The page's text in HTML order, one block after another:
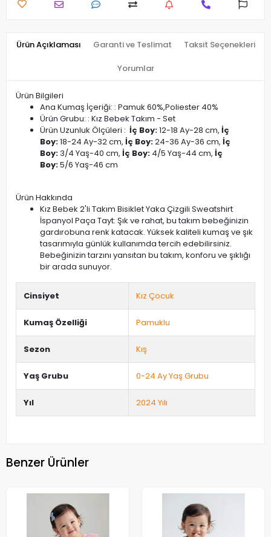
Ürün Açıklaması Garanti ve Teslimat Taksit Seçenekleri
Yorumlar
Ürün Bilgileri
Ana Kumaş İçeriği: : Pamuk 60%,Poliester 40%
Ürün Grubu: : Kız Bebek Takım - Set
Ürün Uzunluk Ölçüleri : İç Boy:12-18 Ay-28 cm, İç
Boy:18-24 Ay-32 cm, İç Boy:24-36 Ay-36 cm, İç
Boy:3/4 Yaş-40 cm, İç Boy: 4/5 Yaş-44 cm, İç
Boy:5/6 Yaş-46 cm
Ürün Hakkında
Kız Bebek 2'li Takım Bisiklet Yaka Çizgili Sweatshirt
İspanyol Paça Tayt: Şık ve rahat, bu takım bebeğinizin
gardırobuna renk katacak. Yüksek kaliteli kumaş ve şık
tasarımıyla günlük kullanımda tercih edebilirsiniz.
Bebeğinizin tarzını yansıtan bu takım, konforu ve şıklığı
bir arada sunuyor.
Cinsiyet Kız Çocuk
Kumaş Özelliği Pamuklu
Sezon Kış
Yaş Grubu 0-24 Ay Yaş Grubu
Yıl 2024 Yılı
Benzer Ürünler